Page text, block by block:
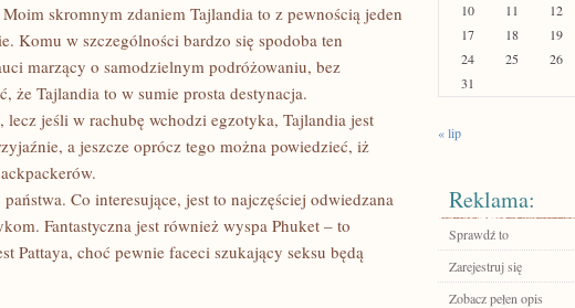
skromnym zdaniem Tajlandia to z pewnością jeden
Komu w szczególności bardzo się spodoba ten
marzący o samodzielnym podróżowaniu, bez
że Tajlandia to w sumie prosta destynacja.
lecz jeśli w rachubę wchodzi egzotyka, Tajlandia jest
a jeszcze oprócz tego można powiedzieć, iż
Co interesujące, jest to najczęściej odwiedzana
Fantastyczna jest również wyspa Phuket – to
Pattaya, choć pewnie faceci szukający seksu będą
10
11 12
17
18 19
24
25 26
31
« lip
Reklama:
Sprawdź to
Zarejestruj się
Zobacz pełen opis